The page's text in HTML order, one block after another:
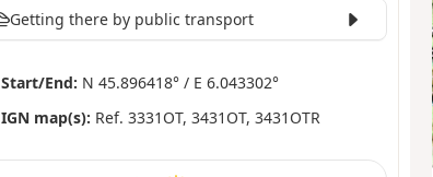
Getting there by public transport
Start/End: N 45.896418° / E 6.043302°
IGN map(s): Ref. 3331OT, 3431OT, 3431OTR